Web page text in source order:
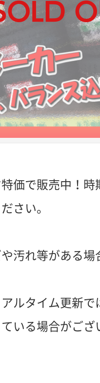
価で販売中！
さい。
汚れ等がある場
ルタイム更新
いる場合がご